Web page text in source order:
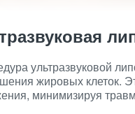
ультразвуковой
жировых клеток.
минимизируя